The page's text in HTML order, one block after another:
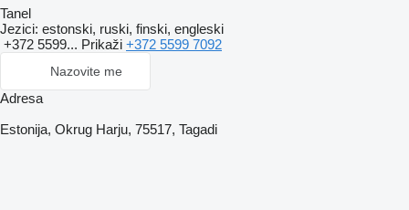
Tanel
Jezici: estonski, ruski, finski, engleski
+372 5599... Prikaži +372 5599 7092
Nazovite me
Adresa
Estonija, Okrug Harju, 75517, Tagadi